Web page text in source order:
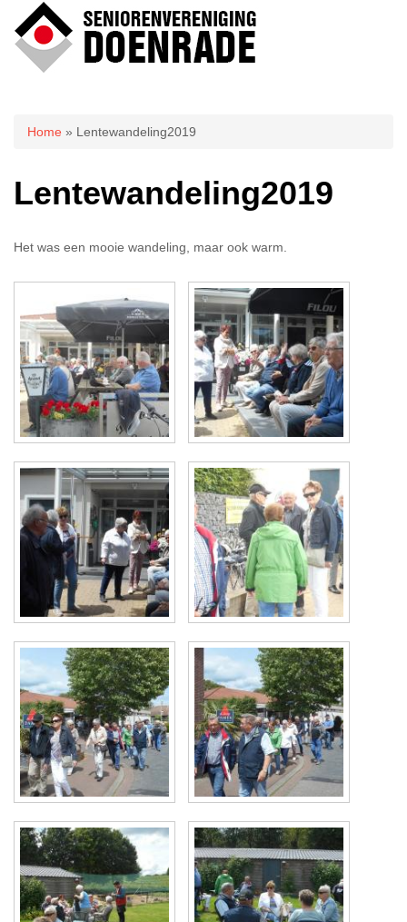
U bent hier
Home » Lentewandeling2019
Lentewandeling2019
Het was een mooie wandeling, maar ook warm.